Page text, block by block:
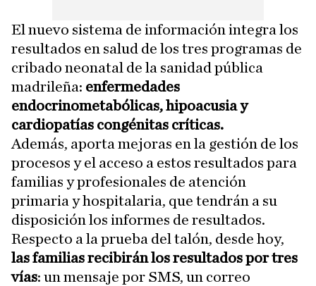
El nuevo sistema de información integra los
resultados en salud de los tres programas de
cribado neonatal de la sanidad pública
madrileña: enfermedades
endocrinometabólicas, hipoacusia y
cardiopatías congénitas críticas.
Además, aporta mejoras en la gestión de los
procesos y el acceso a estos resultados para
familias y profesionales de atención
primaria y hospitalaria, que tendrán a su
disposición los informes de resultados.
Respecto a la prueba del talón, desde hoy,
las familias recibirán los resultados por tres
vías: un mensaje por SMS, un correo